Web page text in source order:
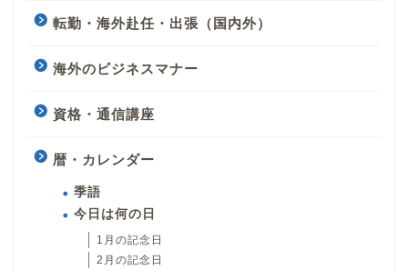
転勤・海外赴任・出張（国内外）
海外のビジネスマナー
資格・通信講座
暦・カレンダー
季語
今日は何の日
1月の記念日
2月の記念日